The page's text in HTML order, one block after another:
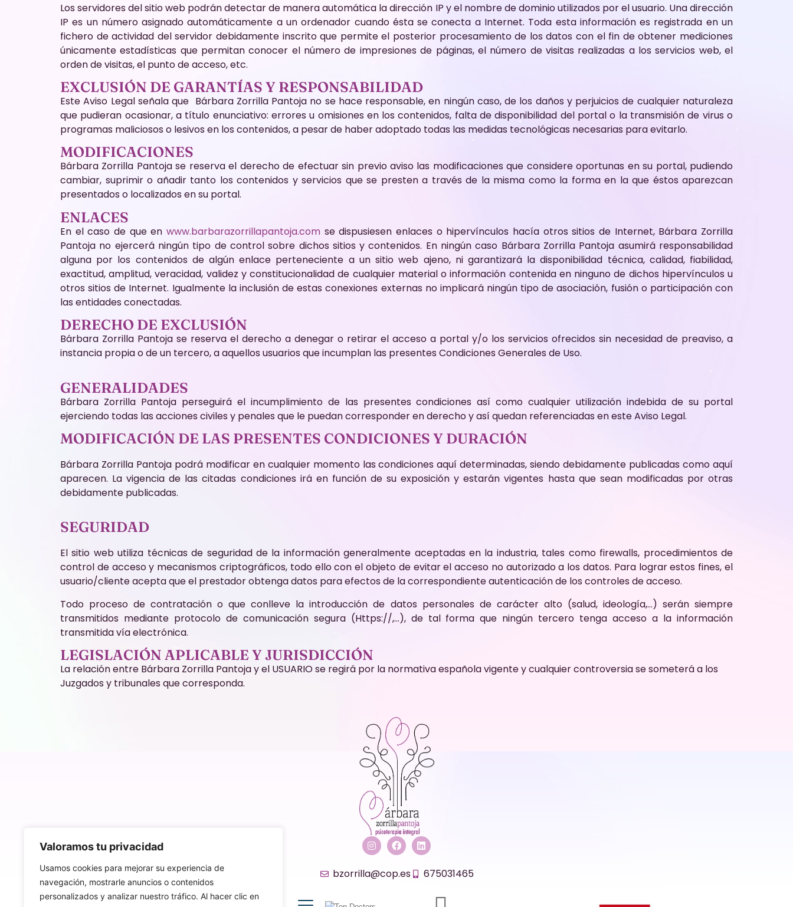
Valoramos tu privacidad
Usamos cookies para mejorar su experiencia de
navegación, mostrarle anuncios o contenidos
personalizados y analizar nuestro tráfico. Al hacer clic en
Los servidores del sitio web podrán detectar de manera automática la dirección IP y el nombre de dominio utilizados por el usuario. Una dirección
IP es un número asignado automáticamente a un ordenador cuando ésta se conecta a Internet. Toda esta información es registrada en un
fichero de actividad del servidor debidamente inscrito que permite el posterior procesamiento de los datos con el fin de obtener mediciones
únicamente estadísticas que permitan conocer el número de impresiones de páginas, el número de visitas realizadas a los servicios web, el
orden de visitas, el punto de acceso, etc.
EXCLUSIÓN DE GARANTÍAS Y RESPONSABILIDAD
Este Aviso Legal señala que Bárbara Zorrilla Pantoja no se hace responsable, en ningún caso, de los daños y perjuicios de cualquier naturaleza
que pudieran ocasionar, a título enunciativo: errores u omisiones en los contenidos, falta de disponibilidad del portal o la transmisión de virus o
programas maliciosos o lesivos en los contenidos, a pesar de haber adoptado todas las medidas tecnológicas necesarias para evitarlo.
MODIFICACIONES
Bárbara Zorrilla Pantoja se reserva el derecho de efectuar sin previo aviso las modificaciones que considere oportunas en su portal, pudiendo
cambiar, suprimir o añadir tanto los contenidos y servicios que se presten a través de la misma como la forma en la que éstos aparezcan
presentados o localizados en su portal.
ENLACES
En el caso de que en www.barbarazorrillapantoja.com se dispusiesen enlaces o hipervínculos hacía otros sitios de Internet, Bárbara Zorrilla
Pantoja no ejercerá ningún tipo de control sobre dichos sitios y contenidos. En ningún caso Bárbara Zorrilla Pantoja asumirá responsabilidad
alguna por los contenidos de algún enlace perteneciente a un sitio web ajeno, ni garantizará la disponibilidad técnica, calidad, fiabilidad,
exactitud, amplitud, veracidad, validez y constitucionalidad de cualquier material o información contenida en ninguno de dichos hipervínculos u
otros sitios de Internet. Igualmente la inclusión de estas conexiones externas no implicará ningún tipo de asociación, fusión o participación con
las entidades conectadas.
DERECHO DE EXCLUSIÓN
Bárbara Zorrilla Pantoja se reserva el derecho a denegar o retirar el acceso a portal y/o los servicios ofrecidos sin necesidad de preaviso, a
instancia propia o de un tercero, a aquellos usuarios que incumplan las presentes Condiciones Generales de Uso.
GENERALIDADES
Bárbara Zorrilla Pantoja perseguirá el incumplimiento de las presentes condiciones así como cualquier utilización indebida de su portal
ejerciendo todas las acciones civiles y penales que le puedan corresponder en derecho y así quedan referenciadas en este Aviso Legal.
MODIFICACIÓN DE LAS PRESENTES CONDICIONES Y DURACIÓN
Bárbara Zorrilla Pantoja podrá modificar en cualquier momento las condiciones aquí determinadas, siendo debidamente publicadas como aquí
aparecen. La vigencia de las citadas condiciones irá en función de su exposición y estarán vigentes hasta que sean modificadas por otras
debidamente publicadas.
SEGURIDAD
El sitio web utiliza técnicas de seguridad de la información generalmente aceptadas en la industria, tales como firewalls, procedimientos de
control de acceso y mecanismos criptográficos, todo ello con el objeto de evitar el acceso no autorizado a los datos. Para lograr estos fines, el
usuario/cliente acepta que el prestador obtenga datos para efectos de la correspondiente autenticación de los controles de acceso.
Todo proceso de contratación o que conlleve la introducción de datos personales de carácter alto (salud, ideología,…) serán siempre
transmitidos mediante protocolo de comunicación segura (Https://,…), de tal forma que ningún tercero tenga acceso a la información
transmitida vía electrónica.
LEGISLACIÓN APLICABLE Y JURISDICCIÓN
La relación entre Bárbara Zorrilla Pantoja y el USUARIO se regirá por la normativa española vigente y cualquier controversia se someterá a los
Juzgados y tribunales que corresponda.
bzorrilla@cop.es 675031465